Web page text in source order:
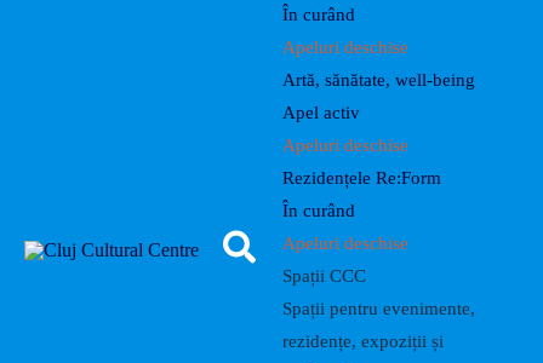
În curând
Apeluri deschise
Artă, sănătate, well-being
Apel activ
Apeluri deschise
Rezidențele Re:Form
În curând
Apeluri deschise
Spații CCC
Spații pentru evenimente,
rezidențe, expoziții și